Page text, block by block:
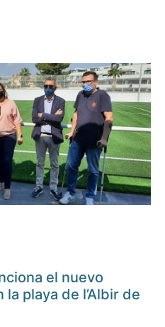
el nuevo
playa de l’Albir de